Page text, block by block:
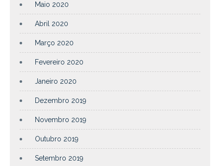
Maio 2020
Abril 2020
Março 2020
Fevereiro 2020
Janeiro 2020
Dezembro 2019
Novembro 2019
Outubro 2019
Setembro 2019